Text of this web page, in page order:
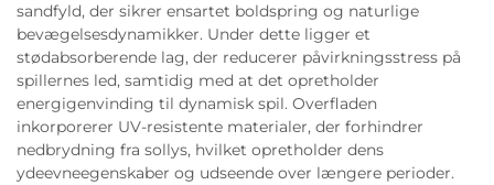
sandfyld, der sikrer ensartet boldspring og naturlige
bevægelsesdynamikker. Under dette ligger et
stødabsorberende lag, der reducerer påvirkningsstress på
spillernes led, samtidig med at det opretholder
energigenvinding til dynamisk spil. Overfladen
inkorporerer UV-resistente materialer, der forhindrer
nedbrydning fra sollys, hvilket opretholder dens
ydeevneegenskaber og udseende over længere perioder.